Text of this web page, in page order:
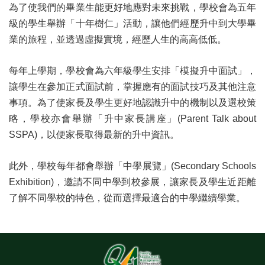
為了使我們的畢業生能更好地應對未來挑戰，學校會為五年
級的學生舉辦「十年樹仁」活動，讓他們經歷升中到大學畢
業的旅程，並透過虛擬實境，經歷人生的高高低低。
每年上學期，學校會為六年級學生安排「模擬升中面試」，
讓學生在參加正式面試前，掌握應有的面試技巧及其他注意
事項。為了使家長及學生更好地認識升中的機制以及選校策
略，學校亦會舉辦「升中家長講座」(Parent Talk about
SSPA)，以便家長取得最新的升中資訊。
此外，學校每年都會舉辦「中學展覽」(Secondary Schools
Exhibition)，邀請不同中學到校參展，讓家長及學生近距離
了解不同學校的特色，從而選擇最適合的中學繼續學業。